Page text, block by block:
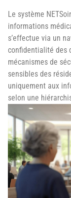
Le système
informations
s’effectue via un
confidentialité des
mécanismes de
sensibles des
uniquement aux
selon une